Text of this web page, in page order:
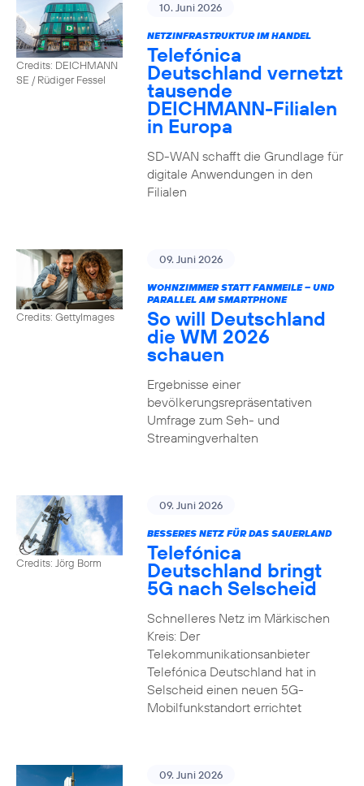
Credits: DEICHMANN
SE / Rüdiger Fessel
10. Juni 2026
NETZINFRASTRUKTUR IM HANDEL
Telefónica
Deutschland vernetzt
tausende
DEICHMANN-Filialen
in Europa
SD-WAN schafft die Grundlage für
digitale Anwendungen in den
Filialen
Credits: GettyImages
09. Juni 2026
WOHNZIMMER STATT FANMEILE – UND
PARALLEL AM SMARTPHONE
So will Deutschland
die WM 2026
schauen
Ergebnisse einer
bevölkerungsrepräsentativen
Umfrage zum Seh- und
Streamingverhalten
Credits: Jörg Borm
09. Juni 2026
BESSERES NETZ FÜR DAS SAUERLAND
Telefónica
Deutschland bringt
5G nach Selscheid
Schnelleres Netz im Märkischen
Kreis: Der
Telekommunikationsanbieter
Telefónica Deutschland hat in
Selscheid einen neuen 5G-
Mobilfunkstandort errichtet
09. Juni 2026